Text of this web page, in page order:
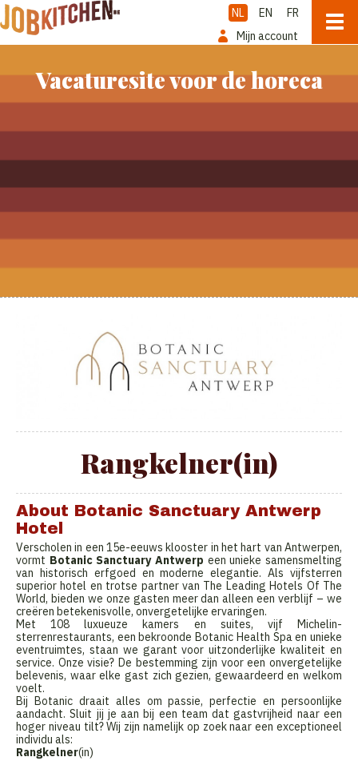
NL EN
FR
Mijn account
Vacaturesite voor de horeca
Rangkelner(in)
About Botanic Sanctuary Antwerp
Hotel
Verscholen in een 15e-eeuws klooster in het hart van Antwerpen,
vormt Botanic Sanctuary Antwerp een unieke samensmelting
van historisch erfgoed en moderne elegantie. Als vijfsterren
superior hotel en trotse partner van The Leading Hotels Of The
World, bieden we onze gasten meer dan alleen een verblijf – we
creëren betekenisvolle, onvergetelijke ervaringen.
Met 108 luxueuze kamers en suites, vijf Michelin-
sterrenrestaurants, een bekroonde Botanic Health Spa en unieke
eventruimtes, staan we garant voor uitzonderlijke kwaliteit en
service. Onze visie? De bestemming zijn voor een onvergetelijke
belevenis, waar elke gast zich gezien, gewaardeerd en welkom
voelt.
Bij Botanic draait alles om passie, perfectie en persoonlijke
aandacht. Sluit jij je aan bij een team dat gastvrijheid naar een
hoger niveau tilt? Wij zijn namelijk op zoek naar een exceptioneel
individu als:
Rangkelner(in)